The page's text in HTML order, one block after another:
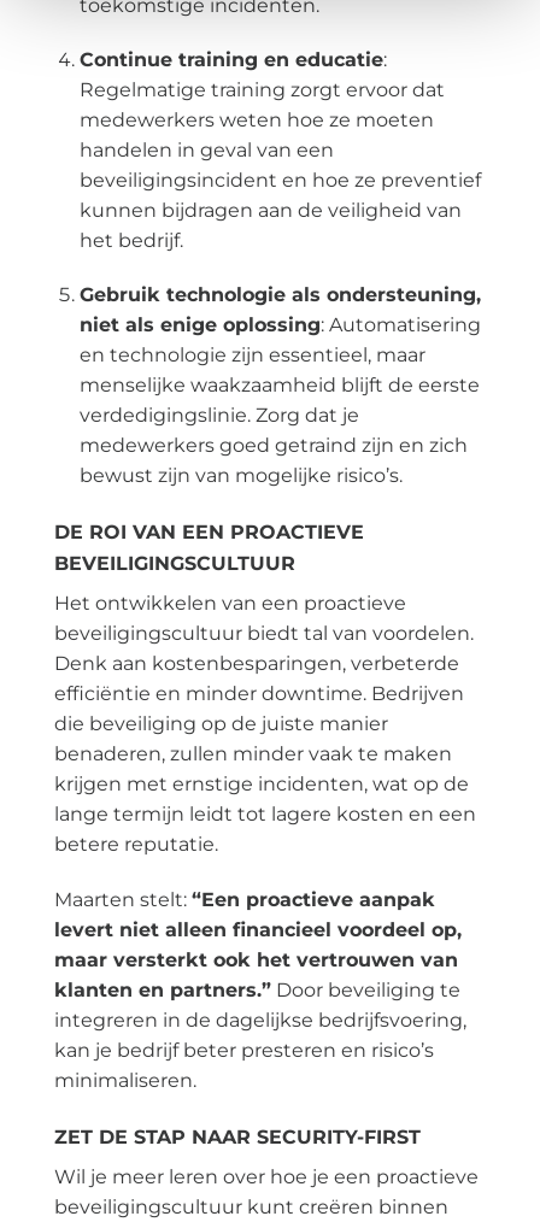
toekomstige incidenten.
Continue training en educatie:
Regelmatige training zorgt ervoor dat
medewerkers weten hoe ze moeten
handelen in geval van een
beveiligingsincident en hoe ze preventief
kunnen bijdragen aan de veiligheid van
het bedrijf.
Gebruik technologie als ondersteuning,
niet als enige oplossing: Automatisering
en technologie zijn essentieel, maar
menselijke waakzaamheid blijft de eerste
verdedigingslinie. Zorg dat je
medewerkers goed getraind zijn en zich
bewust zijn van mogelijke risico’s.
DE ROI VAN EEN PROACTIEVE
BEVEILIGINGSCULTUUR
Het ontwikkelen van een proactieve
beveiligingscultuur biedt tal van voordelen.
Denk aan kostenbesparingen, verbeterde
efficiëntie en minder downtime. Bedrijven
die beveiliging op de juiste manier
benaderen, zullen minder vaak te maken
krijgen met ernstige incidenten, wat op de
lange termijn leidt tot lagere kosten en een
betere reputatie.
Maarten stelt: “Een proactieve aanpak
levert niet alleen financieel voordeel op,
maar versterkt ook het vertrouwen van
klanten en partners.” Door beveiliging te
integreren in de dagelijkse bedrijfsvoering,
kan je bedrijf beter presteren en risico’s
minimaliseren.
ZET DE STAP NAAR SECURITY-FIRST
Wil je meer leren over hoe je een proactieve
beveiligingscultuur kunt creëren binnen